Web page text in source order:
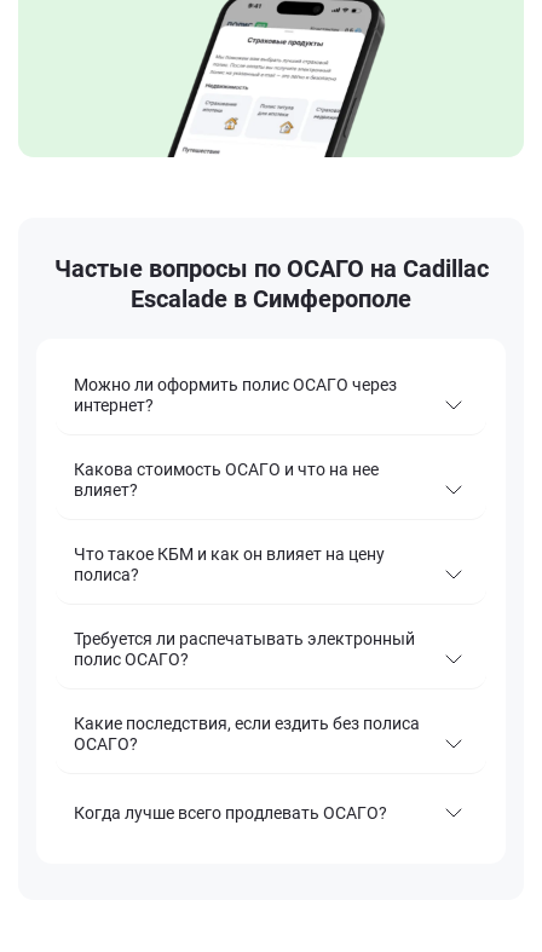
Частые вопросы по ОСАГО на Cadillac
Escalade в Симферополе
Можно ли оформить полис ОСАГО через
интернет?
Какова стоимость ОСАГО и что на нее
влияет?
Что такое КБМ и как он влияет на цену
полиса?
Требуется ли распечатывать электронный
полис ОСАГО?
Какие последствия, если ездить без полиса
ОСАГО?
Когда лучше всего продлевать ОСАГО?